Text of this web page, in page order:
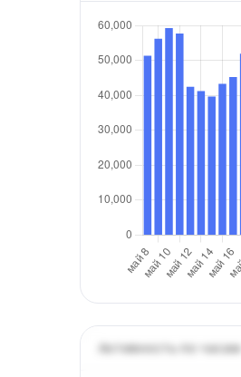
Активность по часам